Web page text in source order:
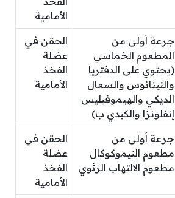
الأمامية
جرعة أولى من
المطعوم الخماسي
(يحتوي على الدفتريا
والتيتانوس والسعال
الديكي والهيموفيليس
إنفلونزا والكبدي ب)
الحقن في
عضلة
الفخذ
الأمامية
جرعة أولى من
مطعوم النيموكوكال
مطعوم الالتهاب الرئوي
الحقن في
عضلة
الفخذ
الأمامية